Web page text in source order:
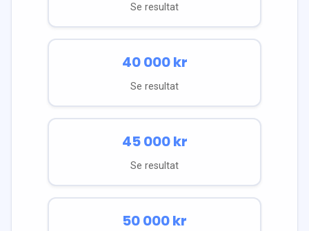
Se resultat
40 000kr
Se resultat
45 000kr
Se resultat
50 000kr